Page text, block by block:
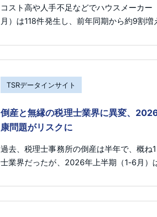
コスト高や人手不足などでハウスメーカ
月）は118件発生し、前年同期から約9割増
TSRデータインサイト
倒産と無縁の税理士業界に異変、
康問題がリスクに
過去、税理士事務所の倒産は半年で、概
士業界だったが、2026年上半期（1-6月）